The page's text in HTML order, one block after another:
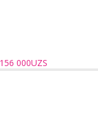
156 000UZS